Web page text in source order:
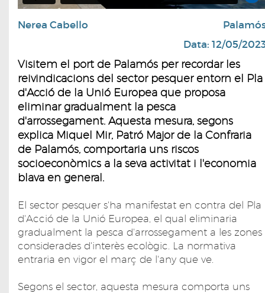
Nerea Cabello
Data: 12/05/
Visitem el port de Palamós per recordar les
reivindicacions del sector pesquer entorn el Pla
d'Acció de la Unió Europea que proposa
eliminar gradualment la pesca
d'arrossegament. Aquesta mesura, segons
explica Miquel Mir, Patró Major de la Confraria
de Palamós, comportaria uns riscos
socioeconòmics a la seva activitat i l'economia
blava en general.
El sector pesquer s'ha manifestat en contra del Pla
d'Acció de la Unió Europea, el qual eliminaria
gradualment la pesca d'arrossegament a les zones
considerades d'interès ecològic. La normativa
entraria en vigor el març de l'any que ve.
Segons el sector, aquesta mesura comporta uns